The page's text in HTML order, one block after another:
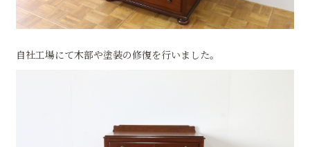
自社工場にて木部や塗装の修復を行いました。